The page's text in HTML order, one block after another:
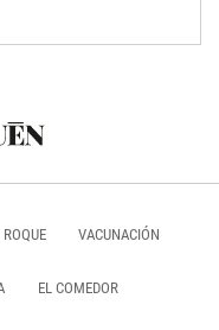
VACUNACIÓN
EL COMEDOR